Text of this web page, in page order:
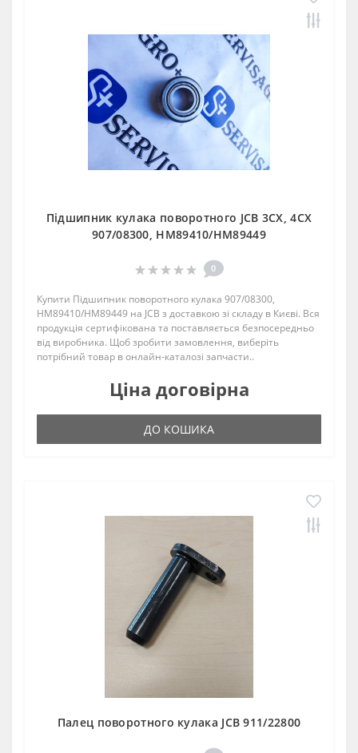
Підшипник кулака поворотного JCB 3CX, 4CX
907/08300, HM89410/HM89449
0
Купити Підшипник поворотного кулака 907/08300,
HM89410/HM89449 на JCB з доставкою зі складу в Києві. Вся
продукція сертифікована та поставляється безпосередньо
від виробника. Щоб зробити замовлення, виберіть
потрібний товар в онлайн-каталозі запчасти..
Ціна договірна
ДО КОШИКА
Палец поворотного кулака JCB 911/22800